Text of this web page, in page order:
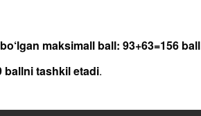
maksimall ball: 93+63=156 ball
ballni tashkil etadi.